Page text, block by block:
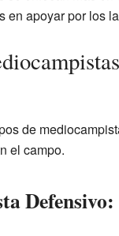
en apoyar por los
de
el campo.